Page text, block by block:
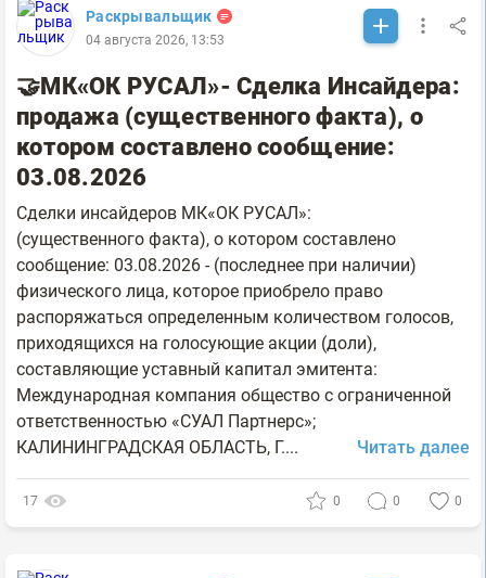
Раскрывальщик
04 августа 2026, 13:53
🤝МК«ОК РУСАЛ»- Сделка Инсайдера:
продажа (существенного факта), о
котором составлено сообщение:
03.08.2026
Сделки инсайдеров МК«ОК РУСАЛ»:
(существенного факта), о котором составлено
сообщение: 03.08.2026 - (последнее при наличии)
физического лица, которое приобрело право
распоряжаться определенным количеством голосов,
приходящихся на голосующие акции (доли),
составляющие уставный капитал эмитента:
Международная компания общество с ограниченной
ответственностью «СУАЛ Партнерс»;
КАЛИНИНГРАДСКАЯ ОБЛАСТЬ, Г....
Читать далее
17 0 0 0